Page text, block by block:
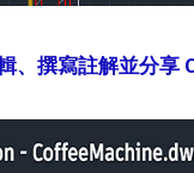
、撰寫註解並分享